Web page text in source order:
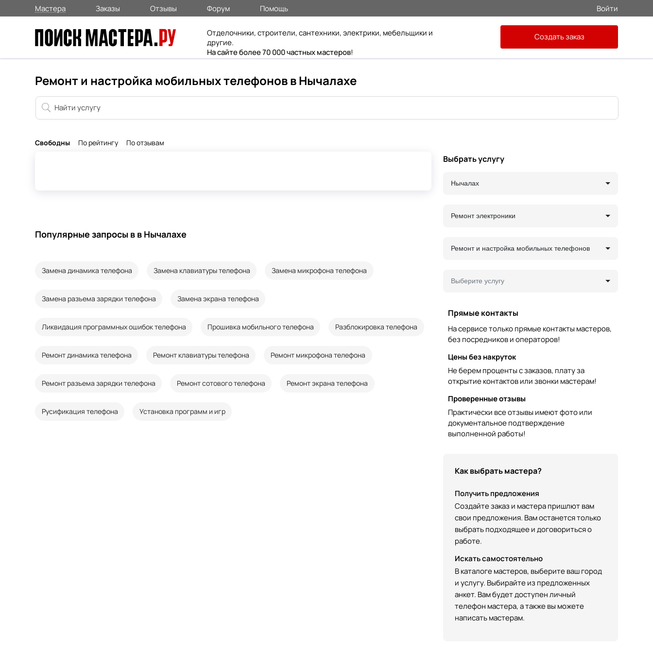
Мастера Заказы Отзывы Форум Помощь Войти
Отделочники, строители, сантехники, электрики, мебельщики и
другие.
На сайте более 70 000 частных мастеров!
Создать заказ
Ремонт и настройка мобильных телефонов в Нычалахе
Свободны По рейтингу По отзывам
Популярные запросы в в Нычалахе
Замена динамика телефона Замена клавиатуры телефона Замена микрофона телефона
Замена разъема зарядки телефона Замена экрана телефона
Ликвидация программных ошибок телефона Прошивка мобильного телефона Разблокировка телефона
Ремонт динамика телефона Ремонт клавиатуры телефона Ремонт микрофона телефона
Ремонт разъема зарядки телефона Ремонт сотового телефона Ремонт экрана телефона
Русификация телефона Установка программ и игр
Выбрать услугу
Нычалах
Ремонт электроники
Ремонт и настройка мобильных телефонов
Выберите услугу
Прямые контакты
На сервисе только прямые контакты мастеров,
без посредников и операторов!
Цены без накруток
Не берем проценты с заказов, плату за
открытие контактов или звонки мастерам!
Проверенные отзывы
Практически все отзывы имеют фото или
документальное подтверждение
выполненной работы!
Как выбрать мастера?
Получить предложения
Создайте заказ и мастера пришлют вам
свои предложения. Вам останется только
выбрать подходящее и договориться о
работе.
Искать самостоятельно
В каталоге мастеров, выберите ваш город
и услугу. Выбирайте из предложенных
анкет. Вам будет доступен личный
телефон мастера, а также вы можете
написать мастерам.